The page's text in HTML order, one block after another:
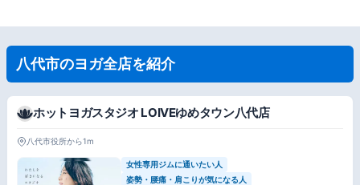
八代市のヨガ全店を紹介
ホットヨガスタジオ LOIVEゆめタウン八代店
八代市役所から1m
女性専用ジムに通いたい人
姿勢・腰痛・肩こりが気になる人